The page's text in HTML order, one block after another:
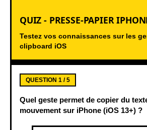
QUIZ - PRESSE-PAPIER
Testez vos connaissances sur les
clipboard iOS
QUESTION 1 / 5
Quel geste permet de copier du
mouvement sur iPhone (iOS 13+) ?